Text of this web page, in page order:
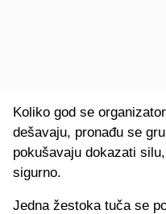
Koliko god se
dešavaju, pronađu se
pokušavaju dokazati
sigurno.
Jedna žestoka tuča se